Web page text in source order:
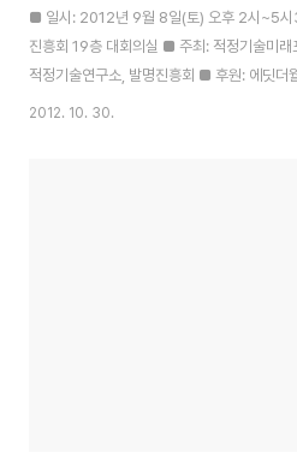
■ 일시: 2012년 9월 8일(토) 오후 2시~5시
진흥회 19층 대회의실 ■ 주최: 적정기술미
적정기술연구소, 발명진흥회 ■ 후원: 에딧더
"특허청 지식재산 나눔사업 소개" - 이진화 (
2012. 10. 30.